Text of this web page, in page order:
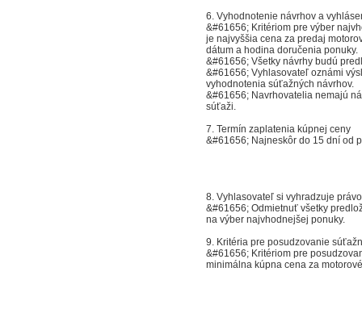
6. Vyhodnotenie návrhov a
&#61656; Kritériom pre výber
je najvyššia cena za predaj
dátum a hodina doručenia ponuky.
&#61656; Všetky návrhy budú
&#61656; Vyhlasovateľ oznámi
vyhodnotenia súťažných návrhov.
&#61656; Navrhovatelia nemajú
súťaži.
7. Termín zaplatenia kúpnej ceny
&#61656; Najneskôr do 15 dní od
8. Vyhlasovateľ si vyhradzuje právo
&#61656; Odmietnuť všetky
na výber najvhodnejšej ponuky.
9. Kritéria pre posudzovanie
&#61656; Kritériom pre
minimálna kúpna cena za